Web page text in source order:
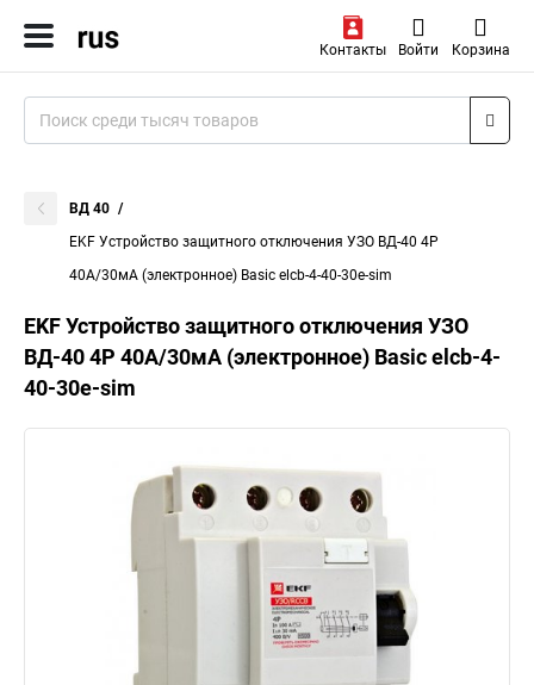
Контакты Войти Корзина
ВД 40
EKF Устройство защитного отключения УЗО ВД-40 4P
40А/30мА (электронное) Basic elcb-4-40-30e-sim
EKF Устройство защитного отключения УЗО
ВД-40 4P 40А/30мА (электронное) Basic elcb-4-
40-30e-sim